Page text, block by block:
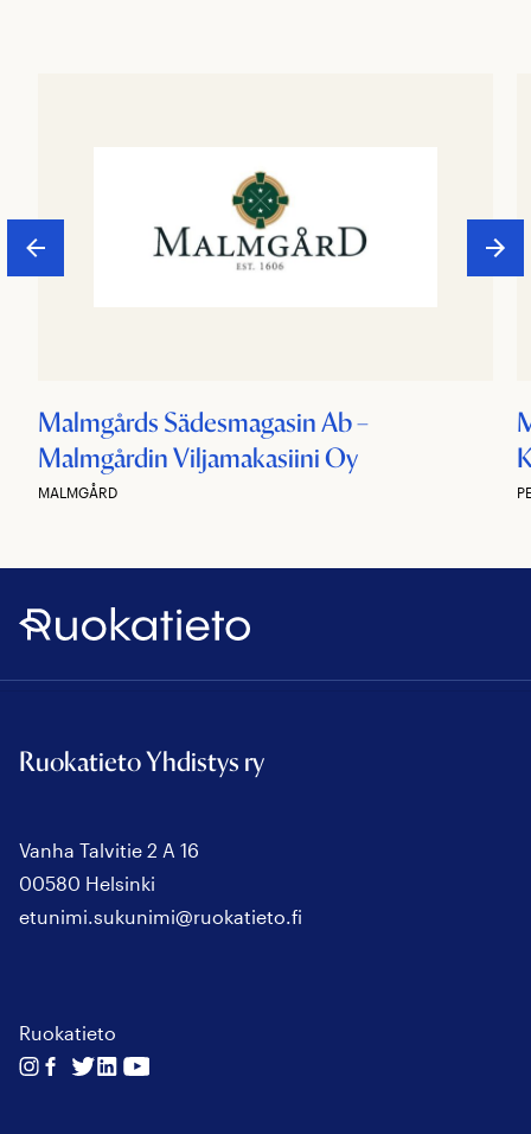
Malmgårds Sädesmagasin Ab –
Malmgårdin Viljamakasiini Oy
MALMGÅRD
Ruokatieto
Ruokatieto Yhdistys ry
Vanha Talvitie 2 A 16
00580 Helsinki
etunimi.sukunimi@ruokatieto.fi
Ruokatieto
Seuraa
Seuraa
Seuraa
SeuraaSeuraa